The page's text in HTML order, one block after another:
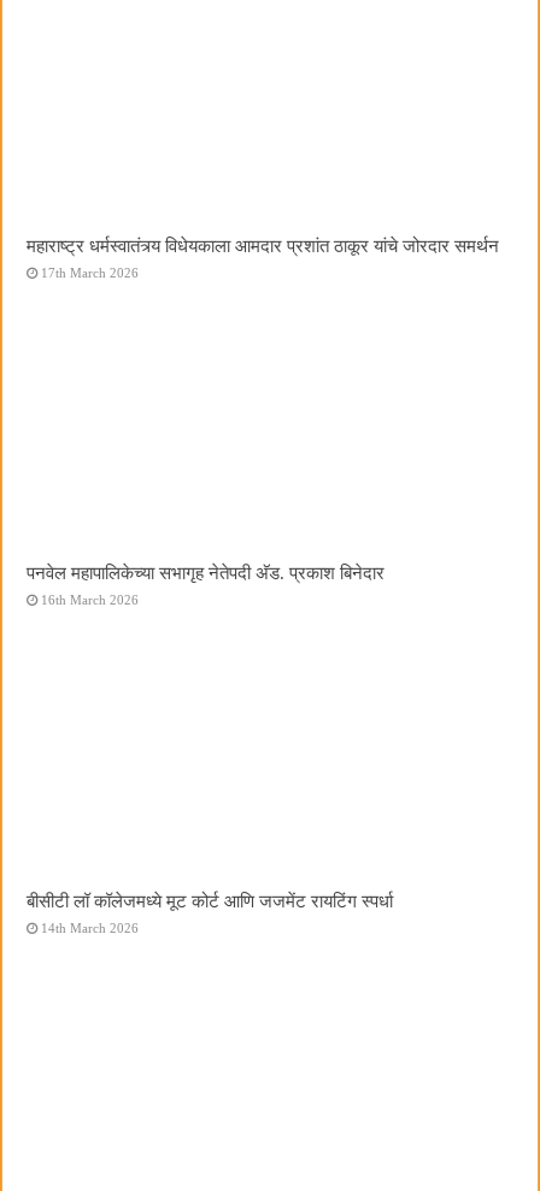
महाराष्ट्र धर्मस्वातंत्र्य विधेयकाला आमदार प्रशांत ठाकूर यांचे जोरदार समर्थन
17th March 2026
पनवेल महापालिकेच्या सभागृह नेतेपदी अ‍ॅड. प्रकाश बिनेदार
16th March 2026
बीसीटी लॉ कॉलेजमध्ये मूट कोर्ट आणि जजमेंट रायटिंग स्पर्धा
14th March 2026